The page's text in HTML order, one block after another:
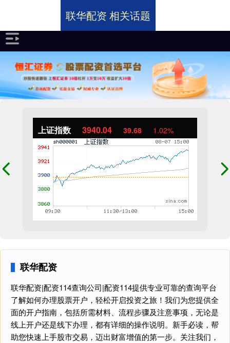
上证指数 3940.04 39.68 1.02%
联华配资
联华配资|配资114查询公司|配资114提供专业可靠的查询平台
了解如何办理股票开户，轻松开启投资之旅！我们为您提供全
面的开户指南，包括所需材料、流程步骤及注意事项，无论是
线上开户还是线下办理，都有详细的操作说明。新手必读，帮
助您快速上手股市交易，迈出财富增值的第一步。关注我们，
联华配资 相关话题